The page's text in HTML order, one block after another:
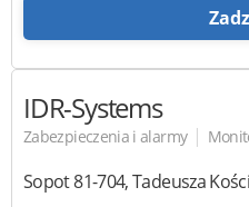
IDR-Systems
Zabezpieczenia i alarmy |
Sopot81-704,Tadeusza